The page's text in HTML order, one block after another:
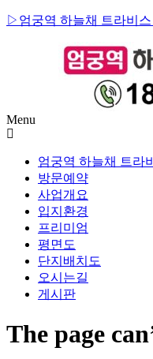
▷엄궁역 하늘채 트라비
Menu
엄궁역 하늘채 트라
방문예약
사업개요
입지환경
프리미엄
평면도
단지배치도
오시는길
게시판
The page